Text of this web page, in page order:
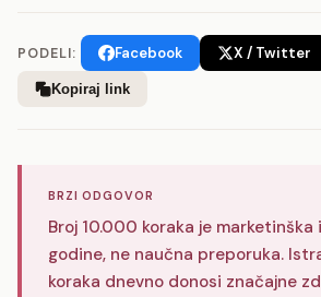
PODELI: Facebook X / Twitter
Kopiraj link
BRZI ODGOVOR
Broj 10.000 koraka je
godine, ne naučna preporuka.
koraka dnevno donosi značajne